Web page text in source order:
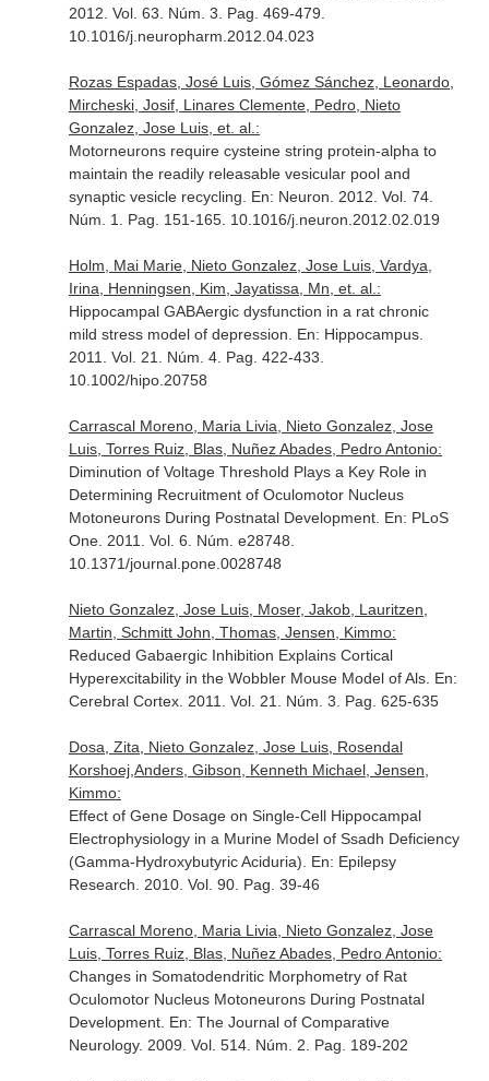
2012. Vol. 63. Núm. 3. Pag. 469-479.
10.1016/j.neuropharm.2012.04.023
Rozas Espadas, José Luis, Gómez Sánchez, Leonardo,
Mircheski, Josif, Linares Clemente, Pedro, Nieto
Gonzalez, Jose Luis, et. al.:
Motorneurons require cysteine string protein-alpha to
maintain the readily releasable vesicular pool and
synaptic vesicle recycling. En: Neuron . 2012. Vol. 74.
Núm. 1. Pag. 151-165. 10.1016/j.neuron.2012.02.019
Holm, Mai Marie, Nieto Gonzalez, Jose Luis, Vardya,
Irina, Henningsen, Kim, Jayatissa, Mn, et. al.:
Hippocampal GABAergic dysfunction in a rat chronic
mild stress model of depression. En: Hippocampus.
2011. Vol. 21. Núm. 4. Pag. 422-433.
10.1002/hipo.20758
Carrascal Moreno, Maria Livia, Nieto Gonzalez, Jose
Luis, Torres Ruiz, Blas, Nuñez Abades, Pedro Antonio:
Diminution of Voltage Threshold Plays a Key Role in
Determining Recruitment of Oculomotor Nucleus
Motoneurons During Postnatal Development. En: PLoS
One. 2011. Vol. 6. Núm. e28748.
10.1371/journal.pone.0028748
Nieto Gonzalez, Jose Luis, Moser, Jakob, Lauritzen,
Martin, Schmitt John, Thomas, Jensen, Kimmo:
Reduced Gabaergic Inhibition Explains Cortical
Hyperexcitability in the Wobbler Mouse Model of Als. En:
Cerebral Cortex. 2011. Vol. 21. Núm. 3. Pag. 625-635
Dosa, Zita, Nieto Gonzalez, Jose Luis, Rosendal
Korshoej,Anders, Gibson, Kenneth Michael, Jensen,
Kimmo:
Effect of Gene Dosage on Single-Cell Hippocampal
Electrophysiology in a Murine Model of Ssadh Deficiency
(Gamma-Hydroxybutyric Aciduria). En: Epilepsy
Research . 2010. Vol. 90. Pag. 39-46
Carrascal Moreno, Maria Livia, Nieto Gonzalez, Jose
Luis, Torres Ruiz, Blas, Nuñez Abades, Pedro Antonio:
Changes in Somatodendritic Morphometry of Rat
Oculomotor Nucleus Motoneurons During Postnatal
Development. En: The Journal of Comparative
Neurology. 2009. Vol. 514. Núm. 2. Pag. 189-202